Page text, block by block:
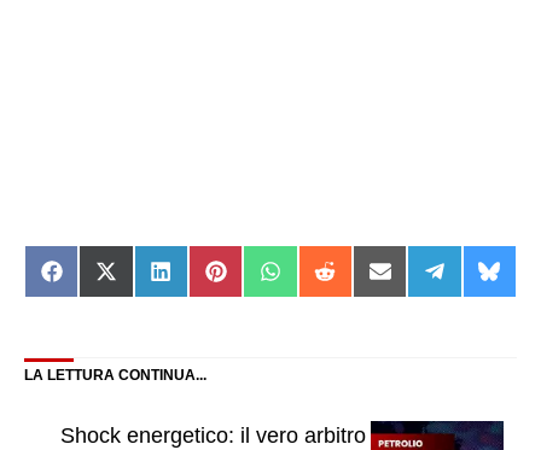
Share
on
Share
on
Share
on
Share
on
Share
on
Share
on
Share
on
Share
on
on
LA LETTURA CONTINUA...
Shock energetico: il vero arbitro